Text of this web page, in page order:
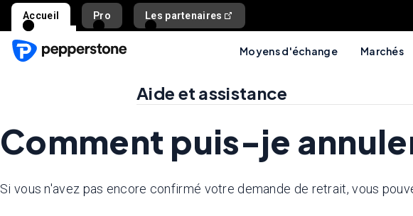
Accueil Pro Les partenaires
Moyens d'échange Marchés
Aide et assistance
Comment puis-je
Si vous n'avez pas encore confirmé votre demande de retrait, vous